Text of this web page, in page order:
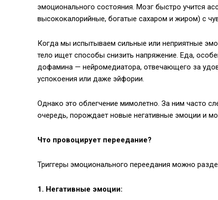
эмоционального состояния. Мозг быстро учится
высококалорийные, богатые сахаром и жиром) с
Когда мы испытываем сильные или неприятные
тело ищет способы снизить напряжение. Еда,
дофамина — нейромедиатора, отвечающего за
успокоения или даже эйфории.
Однако это облегчение мимолетно. За ним часто
очередь, порождает новые негативные эмоции и
Что провоцирует переедание?
Триггеры эмоционального переедания можно
1. Негативные эмоции: